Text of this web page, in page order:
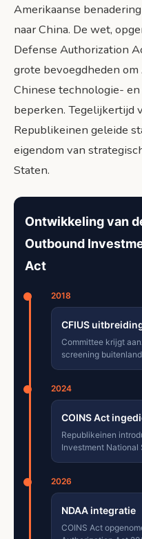
Amerikaanse
naar China. De wet,
Defense Authorization
grote bevoegdheden
Chinese technologie-
beperken. Tegelijkertijd
Republikeinen geleide
eigendom van
Staten.
Ontwikkeling van
Outbound
Act
2018
CFIUS
Committee krijgt
screening
2024
COINS Act
Republikeinen
Investment National
2026
NDAA integratie
COINS Act